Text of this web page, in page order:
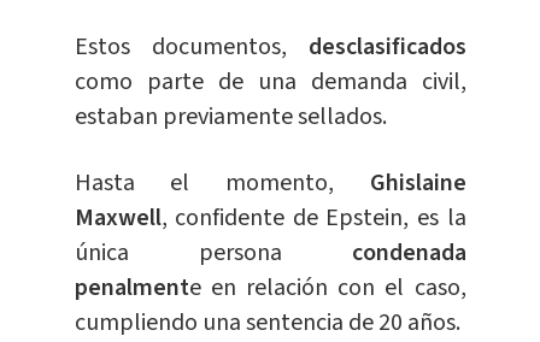
Estos documentos, desclasificados
como parte de una demanda civil,
estaban previamente sellados.
Hasta el momento, Ghislaine
Maxwell, confidente de Epstein, es la
única persona condenada
penalmente en relación con el caso,
cumpliendo una sentencia de 20 años.